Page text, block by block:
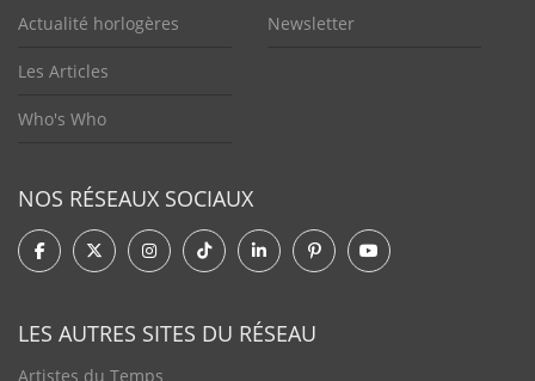
Actualité horlogères
Les Articles
Who's Who
Newsletter
NOS RÉSEAUX SOCIAUX
LES AUTRES SITES DU RÉSEAU
Artistes du Temps